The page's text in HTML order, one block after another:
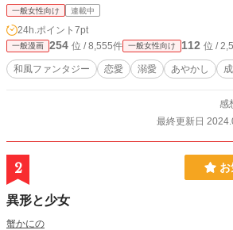
魂の「最終審判」の場。現世での
でも減らし、極楽の道へ進める可
めの世界。 現世の人のように活気にあふれるその世界で、
ひなは麒麟と共に生きる事を選ぶ。 ひなを取り巻くあ
し達と、自らの力によって翻弄
一般女性向け 連載中
24h.ポイント 7pt
一般漫画 254 位 / 8,555件 一般女性向け 112 位 /
和風ファンタジー 恋愛 溺愛 あやかし
感
最終更新日
2
異形と少女
蟹かにの